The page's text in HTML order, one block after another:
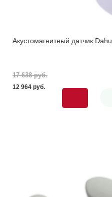
Акустомагнитный датчик
17 638 pуб.
12 964 pуб.